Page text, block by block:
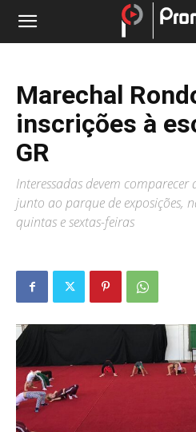
Marechal
inscrições à
GR
Interessadas devem
junto ao parque de exposições,
quintas e sextas-feiras